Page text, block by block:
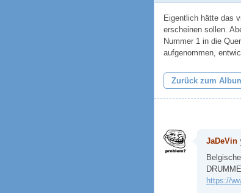
Eigentlich hätte das
erscheinen sollen.
Nummer 1 in die
aufgenommen,
Zurück zum
JaDeVin
https://